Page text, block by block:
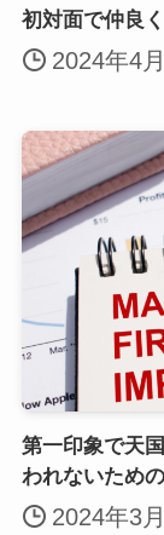
初対面で仲良
2024年4
第一印象で天
われないため
2024年3